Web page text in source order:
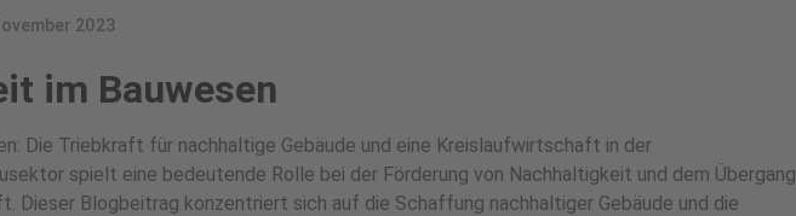
2023
im Bauwesen
Die Triebkraft für nachhaltige Gebäude und eine Kreislaufwirtschaft in der
spielt eine bedeutende Rolle bei der Förderung von Nachhaltigkeit und dem Übergang
Dieser Blogbeitrag konzentriert sich auf die Schaffung nachhaltiger Gebäude und die